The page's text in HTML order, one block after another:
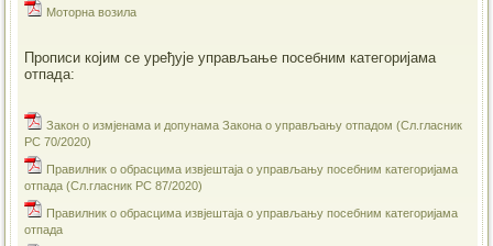
Моторна возила
Прописи којим се уређује управљање посебним категоријама
отпада:
Закон о измјенама и допунама Закона о управљању отпадом (Сл.гласник
РС 70/2020)
Правилник о обрасцима извјештаја о управљању посебним категоријама
отпада (Сл.гласник РС 87/2020)
Правилник о обрасцима извјештаја о управљању посебним категоријама
отпада